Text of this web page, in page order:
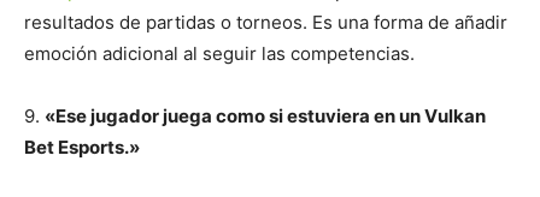
resultados de partidas o torneos. Es una forma de añadir
emoción adicional al seguir las competencias.
9. «Ese jugador juega como si estuviera en un Vulkan
Bet Esports.»